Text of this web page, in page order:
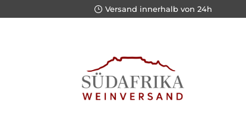
Versand innerhalb von 24h